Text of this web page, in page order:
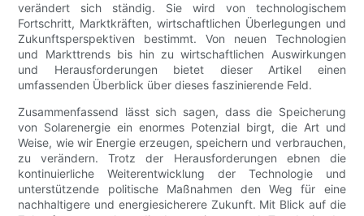
verändert sich ständig. Sie wird von technologischem
Fortschritt, Marktkräften, wirtschaftlichen Überlegungen und
Zukunftsperspektiven bestimmt. Von neuen Technologien
und Markttrends bis hin zu wirtschaftlichen Auswirkungen
und Herausforderungen bietet dieser Artikel einen
umfassenden Überblick über dieses faszinierende Feld.
Zusammenfassend lässt sich sagen, dass die Speicherung
von Solarenergie ein enormes Potenzial birgt, die Art und
Weise, wie wir Energie erzeugen, speichern und verbrauchen,
zu verändern. Trotz der Herausforderungen ebnen die
kontinuierliche Weiterentwicklung der Technologie und
unterstützende politische Maßnahmen den Weg für eine
nachhaltigere und energiesicherere Zukunft. Mit Blick auf die